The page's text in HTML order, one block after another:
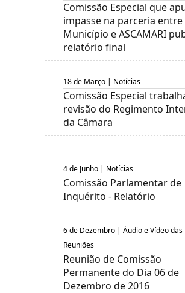
Comissão Especial que
impasse na parceria entre
Município e ASCAMARI
relatório final
18 de Março | Notícias
Comissão Especial
revisão do Regimento
da Câmara
4 de Junho | Notícias
Comissão Parlamentar de
Inquérito - Relatório
6 de Dezembro | Áudio e Vídeo das
Reuniões
Reunião de Comissão
Permanente do Dia 06 de
Dezembro de 2016